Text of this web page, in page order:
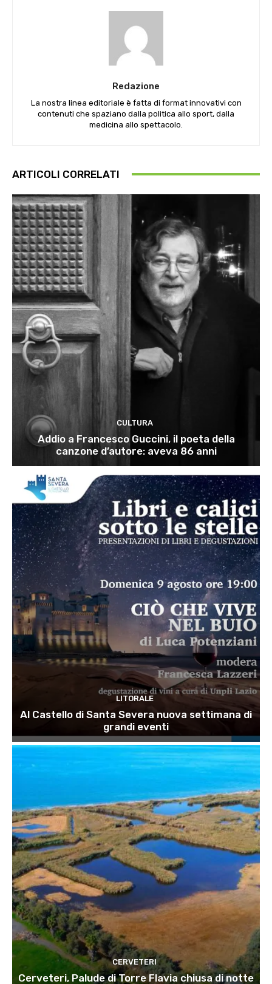
Redazione
La nostra linea editoriale è fatta di format innovativi con
contenuti che spaziano dalla politica allo sport, dalla
medicina allo spettacolo.
ARTICOLI CORRELATI
CULTURA
Addio a Francesco Guccini, il poeta della
canzone d’autore: aveva 86 anni
LITORALE
Al Castello di Santa Severa nuova settimana di
grandi eventi
CERVETERI
Cerveteri, Palude di Torre Flavia chiusa di notte